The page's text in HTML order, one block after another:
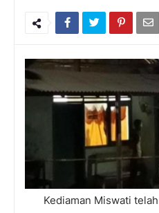
Kediaman Miswati